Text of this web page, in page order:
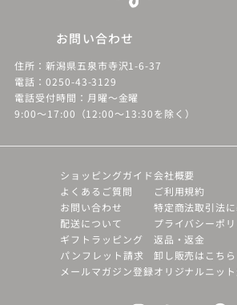
お問い合わせ
住所：新潟県五泉市寺沢1-6-37
電話：0250-43-3129
電話受付時間：月曜～金曜
9:00～17:00（12:00～13:30を除く）
ショッピングガイド
よくあるご質問
お問い合わせ
配送について
ギフトラッピング
パンフレット請求
メールマガジン登録
会社概要
ご利用規約
特定商法取引法
プライバシーポ
返品・返金
卸し販売はこちら
オリジナルニッ